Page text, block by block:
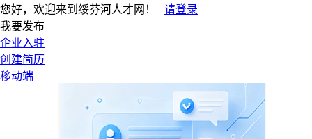
您好，欢迎来到绥芬河人才网！
请登录
我要发布
企业入驻
创建简历
移动端